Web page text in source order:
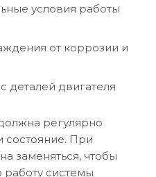
условия работы
от коррозии и
деталей двигателя
регулярно
состояние. При
заменяться, чтобы
системы